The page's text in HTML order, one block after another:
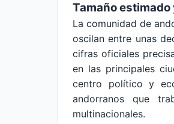
Tamaño
La comunidad de
oscilan entre unas
cifras oficiales
en las principales
centro político y
andorranos que
multinacionales.